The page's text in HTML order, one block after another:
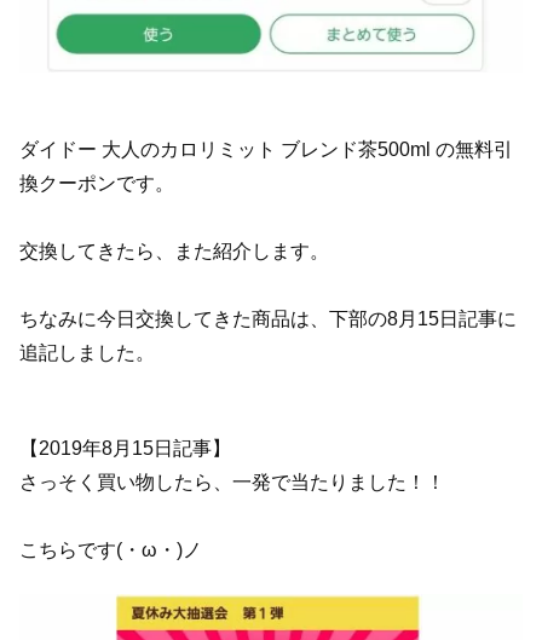
ダイドー 大人のカロリミット ブレンド茶500ml の無料引
換クーポンです。
交換してきたら、また紹介します。
ちなみに今日交換してきた商品は、下部の8月15日記事に
追記しました。
【2019年8月15日記事】
さっそく買い物したら、一発で当たりました！！
こちらです(・ω・)ノ